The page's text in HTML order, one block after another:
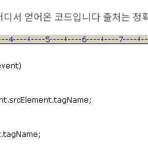
서 얻어온 코드입니다 출처는 정